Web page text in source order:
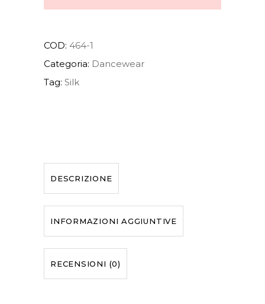
COD: 464-1
Categoria: Dancewear
Tag: Silk
DESCRIZIONE
INFORMAZIONI AGGIUNTIVE
RECENSIONI (0)